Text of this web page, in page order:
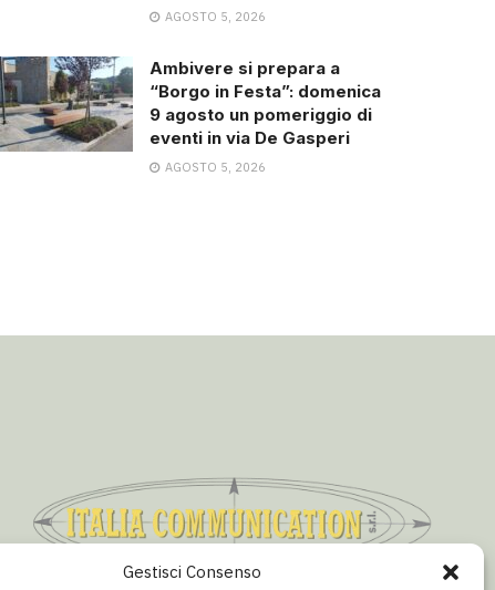
Gestisci Consenso
AGOSTO 5, 2026
Ambivere si prepara a
“Borgo in Festa”: domenica
9 agosto un pomeriggio di
eventi in via De Gasperi
AGOSTO 5, 2026